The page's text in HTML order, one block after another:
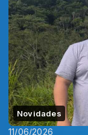
Novidades
11/06/2026